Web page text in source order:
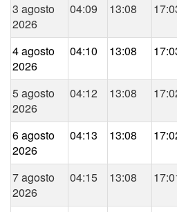
3 agosto
2026
04:09 13:08
4 agosto
2026
04:10 13:08
5 agosto
2026
04:12 13:08
6 agosto
2026
04:13 13:08
7 agosto
2026
04:15 13:08